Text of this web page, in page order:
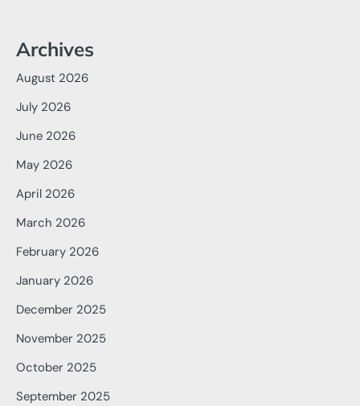
Archives
August 2026
July 2026
June 2026
May 2026
April 2026
March 2026
February 2026
January 2026
December 2025
November 2025
October 2025
September 2025